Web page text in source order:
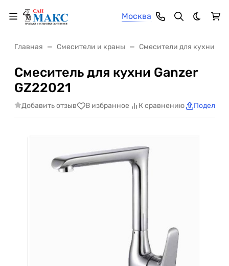
Москва
Темная
Главная Смесители и краны Смесители для кухни
Смеситель для кухни Ganzer
GZ22021
Добавить отзыв В избранное К сравнению